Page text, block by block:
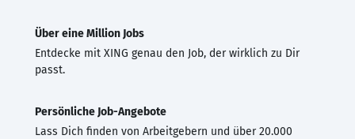
Über eine Million Jobs
Entdecke mit XING genau den Job, der wirklich zu Dir
passt.
Persönliche Job-Angebote
Lass Dich finden von Arbeitgebern und über 20.000